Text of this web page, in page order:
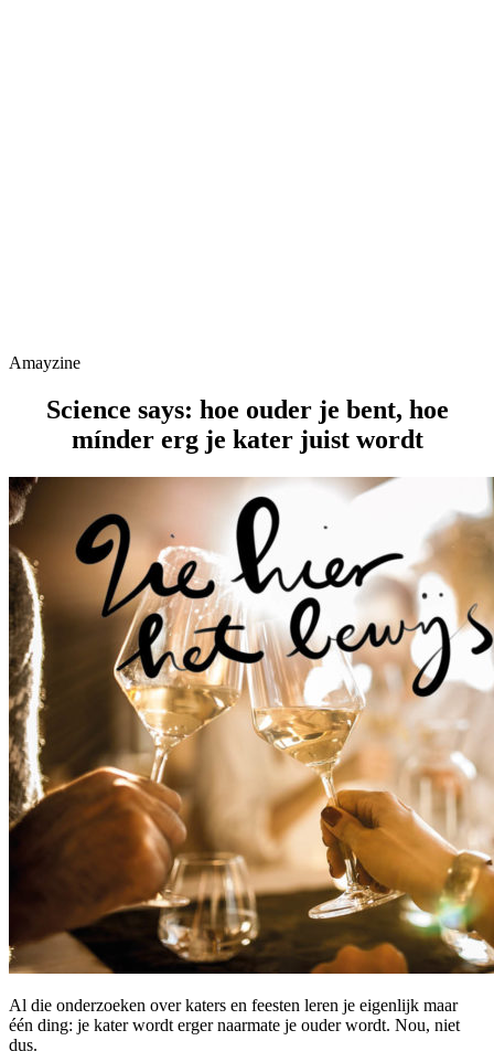
Amayzine
Science says: hoe ouder je bent, hoe
mínder erg je kater juist wordt
Al die onderzoeken over katers en feesten leren je eigenlijk maar
één ding: je kater wordt erger naarmate je ouder wordt. Nou, niet
dus.